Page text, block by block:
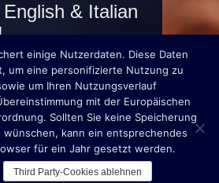
& Italian
mit Martin Schega
einige Nutzerdaten. Diese Daten
um eine personifizierte Nutzung zu
um Ihren Nutzungsverlauf
mit der Europäischen
Sollten Sie keine Speicherung
kann ein entsprechendes
für ein Jahr gesetzt werden.
Third Party-Cookies ablehnen